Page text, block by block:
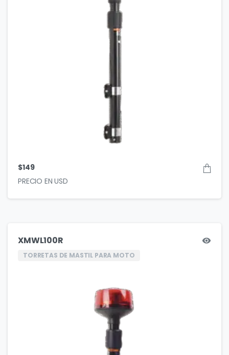
$149
XMWL100R
TORRETAS DE MASTIL PARA MOTO